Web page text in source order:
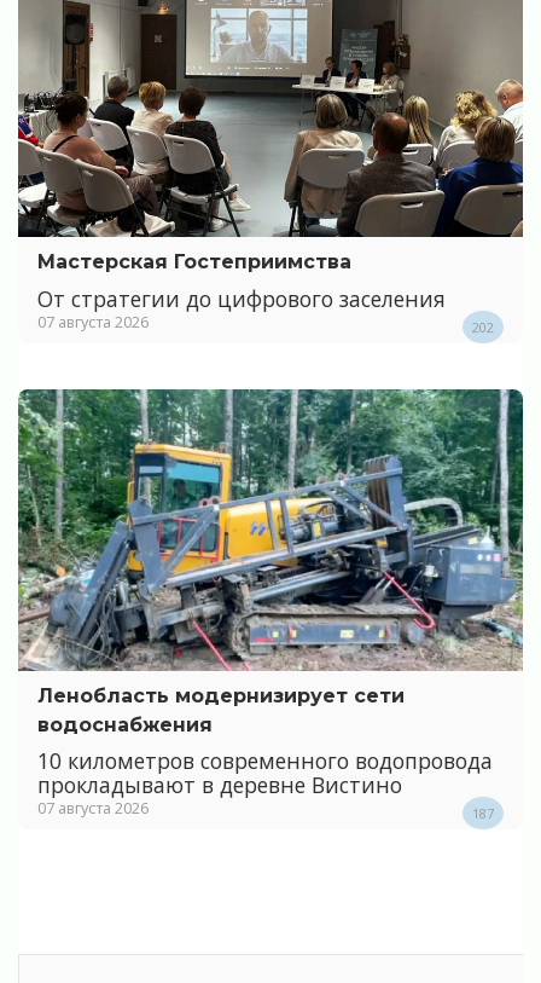
Мастерская Гостеприимства
От стратегии до цифрового заселения
07 августа 2026 202
Ленобласть модернизирует сети
водоснабжения
10 километров современного водопровода
прокладывают в деревне Вистино
07 августа 2026 187